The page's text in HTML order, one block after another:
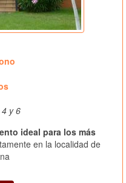
y 6
ideal para los más
en la localidad de